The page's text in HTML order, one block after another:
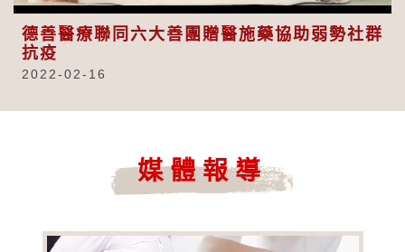
德善醫療聯同六大善團贈醫施藥協助弱勢社群
抗疫
2022-02-16
媒體報導